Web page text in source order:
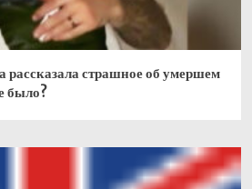
рассказала страшное об умершем
было?